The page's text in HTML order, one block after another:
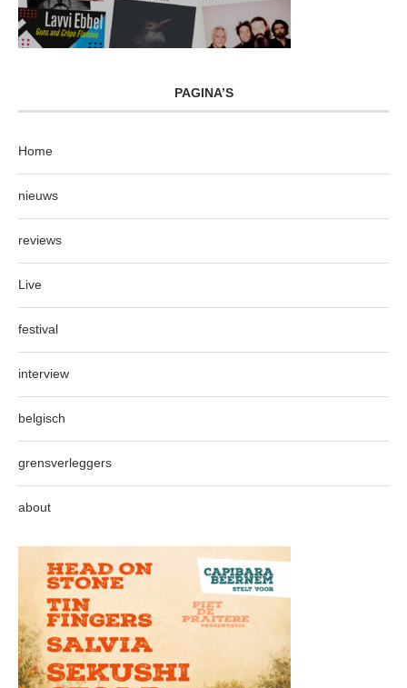
PAGINA’S
Home
nieuws
reviews
Live
festival
interview
belgisch
grensverleggers
about